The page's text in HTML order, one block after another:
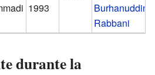
1993
Burhanuddin
Rabbani
durante la